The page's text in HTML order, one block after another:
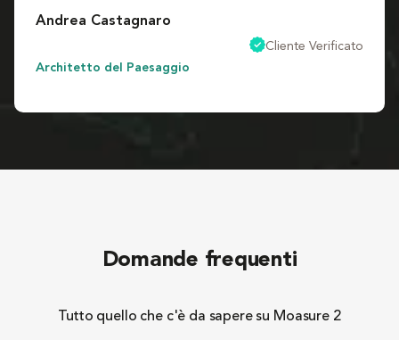
Andrea Castagnaro
Architetto del Paesaggio
Cliente Verificato
Domande frequenti
Tutto quello che c'è da sapere su Moasure 2